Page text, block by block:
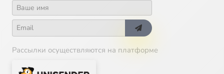
Рассылки осуществляются на платформе